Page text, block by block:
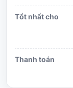
Tốt nhất cho
Thanh toán